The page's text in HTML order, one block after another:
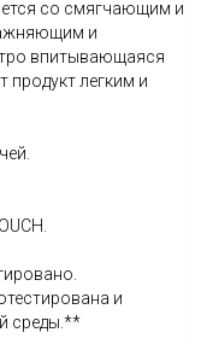
со смягчающим и
и
впитывающаяся
продукт легким и
и
среды.**